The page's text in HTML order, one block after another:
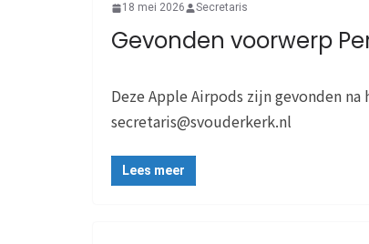
18 mei 2026 Secretaris
Gevonden voorwerp
Deze Apple Airpods zijn gevonden
secretaris@svouderkerk.nl
Lees meer